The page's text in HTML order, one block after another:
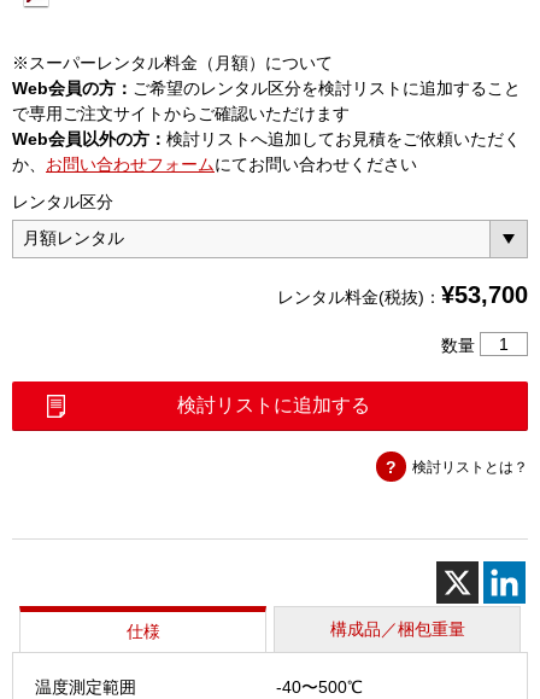
※スーパーレンタル料金（月額）について
Web会員の方： ご希望のレンタル区分を検討リストに追加すること
で専用ご注文サイトからご確認いただけます
Web会員以外の方： 検討リストへ追加してお見積をご依頼いただく
か、 お問い合わせフォームにてお問い合わせください
レンタル区分
レンタル料金(税抜)： ¥53,700
数量
モ
フ
ィ
G100)
検討リストに追加する
検討リストとは？
仕様 構成品／梱包重量
温度測定範囲 -40〜500℃